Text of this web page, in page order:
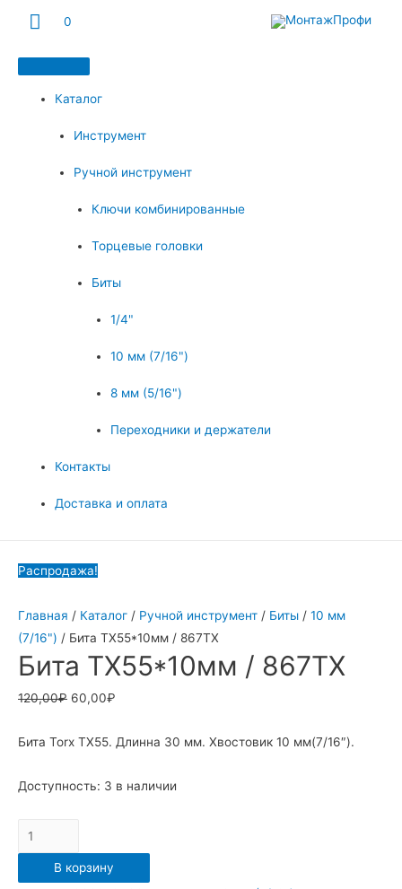
Главное
меню
Каталог
Инструмент
Ручной инструмент
Ключи комбинированные
Торцевые головки
Биты
1/4"
10 мм (7/16")
8 мм (5/16")
Переходники и держатели
Контакты
Доставка и оплата
0
Распродажа!
Главная / Каталог / Ручной инструмент / Биты / 10 мм
(7/16") / Бита TX55*10мм / 867TX
Бита TX55*10мм / 867TX
120,00₽ 60,00₽
Бита Torx TX55. Длинна 30 мм. Хвостовик 10 мм(7/16″).
Доступность: 3 в наличии
Количество
Бита
TX55*10ммВ корзину